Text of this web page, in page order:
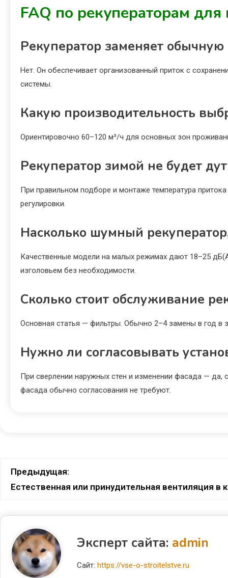
FAQ по рекуператорам
Рекуператор заменяет
Нет. Он обеспечивает организованный приток с
системы.
Какую производительность
Ориентировочно 60–120 м³/ч для основных зон
Рекуператор зимой не будет
При правильном подборе и монтаже температура
регулировки.
Насколько шумный
Качественные модели на малых режимах дают 18–25
изголовьем без необходимости.
Сколько стоит обслуживание
Основная статья — фильтры. Обычно 2–4 замены в год в
Нужно ли согласовывать
При сверлении наружных стен и изменении фасада — да,
фасада обычно согласования не требуют.
Предыдущая:
Естественная или принудительная вентиляция в
Эксперт сайта: admin
Сайт: https://vse-o-stroitelstve.ru